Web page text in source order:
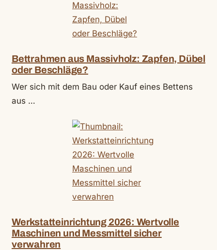
Bettrahmen aus Massivholz: Zapfen, Dübel
oder Beschläge?
Wer sich mit dem Bau oder Kauf eines Bettens
aus …
Werkstatteinrichtung 2026: Wertvolle
Maschinen und Messmittel sicher
verwahren